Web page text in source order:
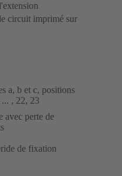
circuit imprimé sur
a, b et c, positions
... , 22, 23
avec perte de
de fixation